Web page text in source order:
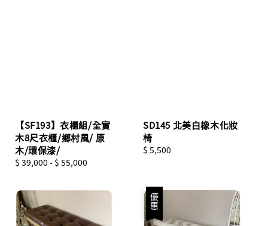
【SF193】衣櫃組/全實
木8尺衣櫃/鄉村風/ 原
木/環保漆/
Regular
$ 39,000 - $ 55,000
SD145 北美白橡木化妝
椅
Regular
$ 5,500
優惠